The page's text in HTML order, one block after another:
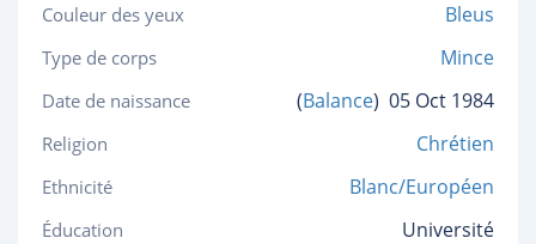
Couleur des yeux
Bleus
Type de corps Mince
Date de naissance (Balance) 05 Oct 1984
Religion Chrétien
Ethnicité Blanc/Européen
Éducation Université